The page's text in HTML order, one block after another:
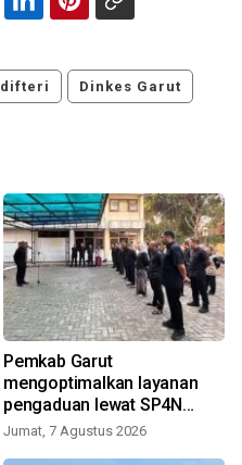
difteri Dinkes Garut
Pemkab Garut
mengoptimalkan layanan
pengaduan lewat SP4N
LAPOR
Jumat, 7 Agustus 2026